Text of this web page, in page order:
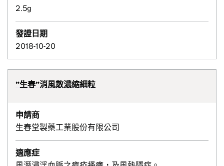
2.5g
發證日期
2018-10-20
”生春”消風散濃縮細粒
申請商
生春堂製藥工業股份有限公司
適應症